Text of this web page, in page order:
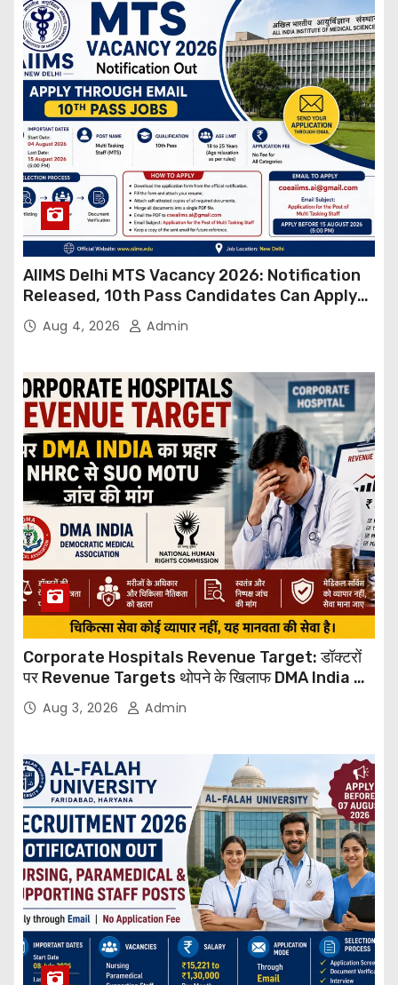
AIIMS Delhi MTS Vacancy 2026: Notification
Released, 10th Pass Candidates Can Apply
Through Email
Aug 4, 2026 Admin
Corporate Hospitals Revenue Target: डॉक्टरों
पर Revenue Targets थोपने के खिलाफ DMA India का
बड़ा कदम, NHRC से Suo Motu जांच की मांग
Aug 3, 2026 Admin